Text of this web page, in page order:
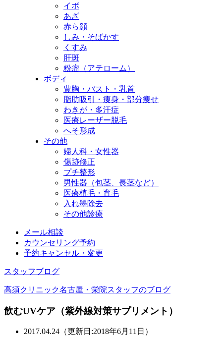
イボ
あざ
赤ら顔
しみ・そばかす
くすみ
肝斑
粉瘤（アテローム）
ボディ
豊胸・バスト・乳首
脂肪吸引・痩身・部分痩せ
わきが・多汗症
医療レーザー脱毛
へそ形成
その他
婦人科・女性器
傷跡修正
プチ整形
男性器（包茎、長茎など）
医療植毛・育毛
入れ墨除去
その他診療
メール相談
カウンセリング予約
予約キャンセル・変更
スタッフブログ
高須クリニック名古屋・栄院スタッフのブログ
飲むUVケア（紫外線対策サプリメント）
2017.04.24（更新日:2018年6月11日）